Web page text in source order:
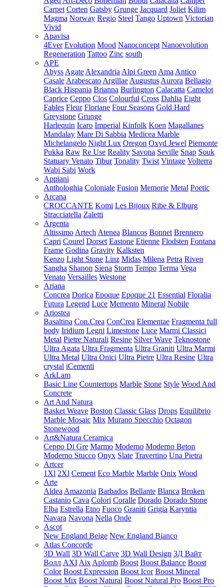
Carpet Corten Gatsby Grunge Jacquard Joliet Kilim
Magma Norway Regio Steel Tango Uptown Victorian
Vivid
Apavisa
4Ever Evolution Mood Nanoconcept Nanoevolution
Regeneration Tattoo Zinc south
APE
Abyss Agate Alexandria Alpi Green Ama Antico
Casale Arabescato Argillae Augustus Aurora Bellagio
Black Hispania Brianna Burlington Calacatta Camelot
Caprice Ceppo Clos Colourful Cross Dahlia Eight
Fables Fleur Floriane Four Seasons Gold Hard
Greystone Grunge
Harlequin Icaro Imperial Kinfolk Koen Magallanes
Mandalay Mare Di Sabbia Medicea Marble
Michelangelo Night Lux Oregon Oxyd Jewel Piemonte
Pukka Raw Re Use Reality Savona Seville Snap Souk
Statuary Venato Tibur Tonality Twist Vintage Volterra
Wabi Sabi Work
Appiani
Anthologhia Coloniale Fusion Memorie Metal Poetic
Arcana
CROCCANTE Komi Les Bijoux Ribe & Elburg
Stracciatella Zaletti
Argenta
Altissimo Artech Atenea Blancos Bonnet Brennero
Capri Courel Dorset Eastone Etienne Flodsten Fontana
Frame Godina Gravity Kalksten
Kenzo Light Stone Linz Midas Milena Petra Riven
Sangha Shanon Siena Storm Tempo Terma Vega
Venato Versailles Westone
Ariana
Concrea Dorica Epoque Epoque 21 Essential Floralia
Futura Legend Luce Memento Mineral Nobile
Ariostea
Basaltina Con.Crea ConCrea Elementae Fragmenta full
body Iridium Legni Limestone Luce Marmi Classici
Metal Pietre Naturali Resine Silver Wave Teknostone
Ultra Agata Ultra Fragmenta Ultra Graniti Ultra Marmi
Ultra Metal Ultra Onici Ultra Pietre Ultra Resine Ultra
crystal iCementi
ArkLam
Basic Line Countertops Marble Stone Style Wood And
Concrete
Art And Natura
Basket Weave Boston Classic Glass Drops Equilibrio
Marble Mosaic Mix Murano Specchio Octagon
Stonewood
Art&Natura Ceramica
Ceppo Di Gre Marmo Moderno Moderno Beton
Moderno Stucco Onyx Slate Travertino Una Pietra
Artcer
1Xl 2Xl Cement Eco Marble Marble Onix Wood
Arte
Aldea Amazonia Barbados Bellante Blanca Broken
Castanio Cava Colori Coralle Dorado Dorado Stone
Elba Estrella Etno Fuoco Graniti Grigia Karyntia
Navara Navona Nella Onde
Ascot
New England Beige New England Bianco
Atlas Concorde
3D Wall 3D Wall Carve 3D Wall Design 3Д Вайт
Волл AXI Aix Aplomb Boost Boost Balance Boost
Color Boost Expression Boost Icor Boost Mineral
Boost Mix Boost Natural Boost Natural Pro Boost Pro